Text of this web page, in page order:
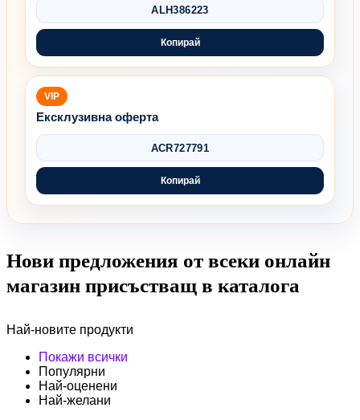
ALH386223
Копирай
VIP
Ексклузивна оферта
ACR727791
Копирай
Нови предложения от всеки онлайн
магазин присъстващ в каталога
Най-новите продукти
Покажи всички
Популярни
Най-оценени
Най-желани